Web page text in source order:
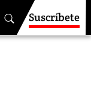
Suscríbete